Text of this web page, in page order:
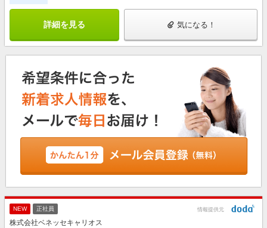
詳細を見る 気になる！
NEW 正社員 情報提供元
株式会社ベネッセキャリオス